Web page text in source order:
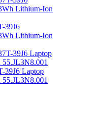
39J6
Lithium-Ion
39J6 Laptop
55.JL3N8.001